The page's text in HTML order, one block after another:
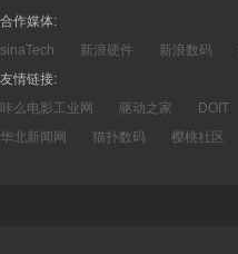
合作媒体:
sinaTech
新浪硬件 新浪数码
友情链接:
咔么电影工业网
驱动之家 DOIT
华北新闻网
猫扑数码 樱桃社区